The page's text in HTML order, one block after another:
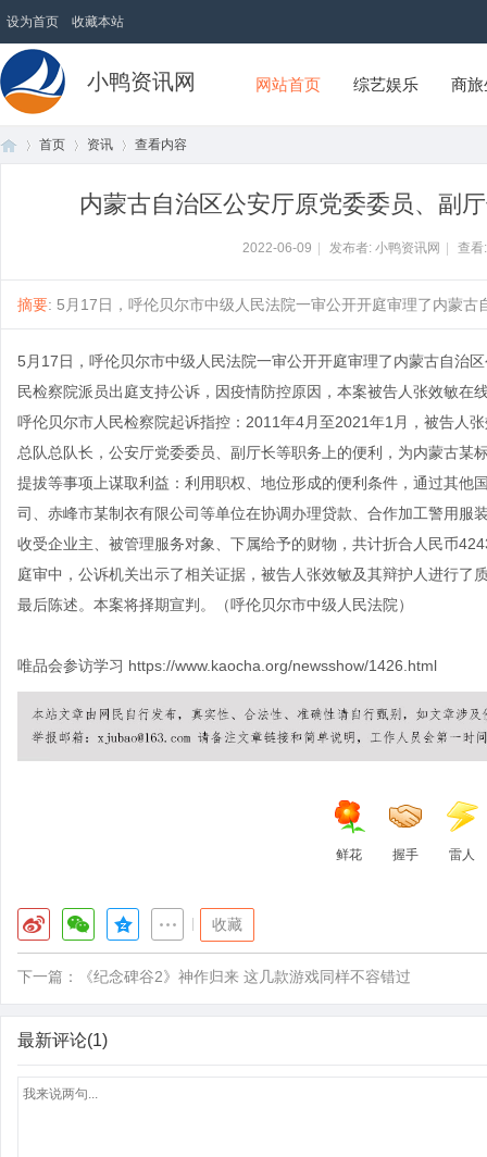
设为首页 收藏本站
小鸭资讯网 网站首页 综艺娱乐 商
首页 资讯 查看内容
内蒙古自治区公安厅原党委委员、副
2022-06-09 发布者: 小鸭资讯网 查
摘要: 5月17日，呼伦贝尔市中级人民法院一审公开开庭审理了内蒙
5月17日，呼伦贝尔市中级人民法院一审公开开庭审理了内蒙古自治
民检察院派员出庭支持公诉，因疫情防控原因，本案被告人张效敏在
呼伦贝尔市人民检察院起诉指控：2011年4月至2021年1月，被告人
总队总队长，公安厅党委委员、副厅长等职务上的便利，为内蒙古
提拔等事项上谋取利益：利用职权、地位形成的便利条件，通过其他
司、赤峰市某制衣有限公司等单位在协调办理贷款、合作加工警用
收受企业主、被管理服务对象、下属给予的财物，共计折合人民币
庭审中，公诉机关出示了相关证据，被告人张效敏及其辩护人进行
最后陈述。本案将择期宣判。（呼伦贝尔市中级人民法院）
唯品会参访学习 https://www.kaocha.org/newsshow/1426.html
鲜花 握手 雷人
收藏
下一篇： 《纪念碑谷2》神作归来 这几款游戏同样不容错过
最新评论(1)